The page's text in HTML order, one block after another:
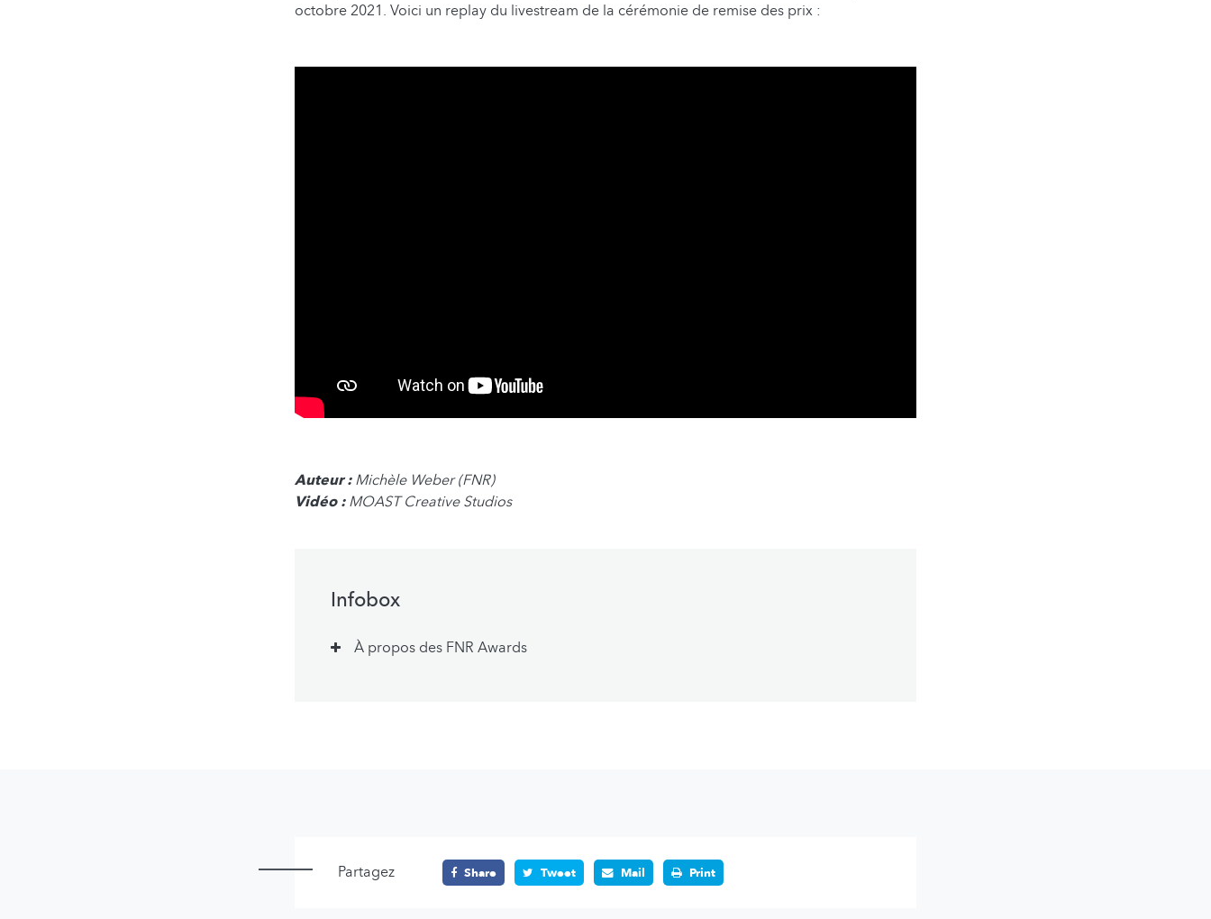
octobre 2021. Voici un replay du livestream de la cérémonie de remise des prix :
Auteur :Michèle Weber (FNR)
Vidéo :MOAST Creative Studios
Infobox
À propos des FNR Awards
Partagez Share Tweet Mail Print